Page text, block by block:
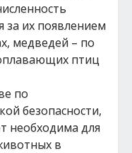
за их появлением
медведей – по
птиц
по
безопасности,
необходима для
в